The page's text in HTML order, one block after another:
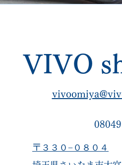
VIVO
〒３３０−０８０４